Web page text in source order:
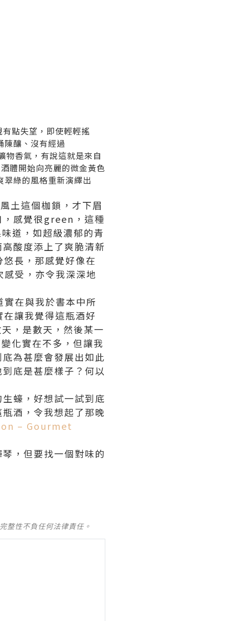
點失望，即使輕輕搖
陳釀、沒有經過
香氣，有說這就是來自
體開始向亮麗的微金黃色
綠的風格重新演繹出
土這個枷鎖，才下眉
，感覺很green，這種
道，如超級濃郁的青
酸度添上了爽脆清新
長，那感覺好像在
受，亦令我深深地
在與我於書本中所
讓我覺得這瓶酒好
，是數天，然後某一
化實在不多，但讓我
為甚麼會發展出如此
底是甚麼樣子？何以
蠔，好想試一試到底
酒，令我想起了那晚
– Gourmet
，但要找一個對味的
整性不負任何法律責任。